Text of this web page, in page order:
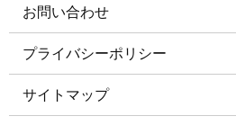
お問い合わせ
プライバシーポリシー
サイトマップ